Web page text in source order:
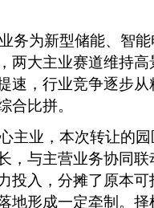
务为新型储能、智
两大主业赛道维持
速，行业竞争逐步
合比拼。
业，本次转让的园
，与主营业务协同
投入，分摊了原本
地形成一定牵制。